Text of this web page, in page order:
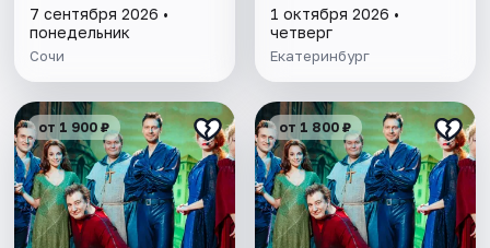
7 сентября 2026 •
понедельник
Сочи
1 октября 2026 •
четверг
Екатеринбург
от 1 900 ₽ от 1 800 ₽